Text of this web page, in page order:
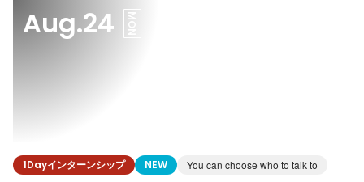
Aug.24 MON
1Dayインターンシップ NEW You can choose who to talk to